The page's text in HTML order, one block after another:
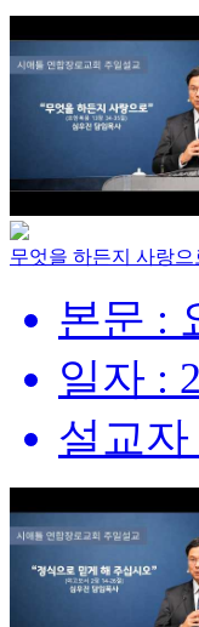
무엇을 하든지 사랑으
본문 :
일자 :
설교